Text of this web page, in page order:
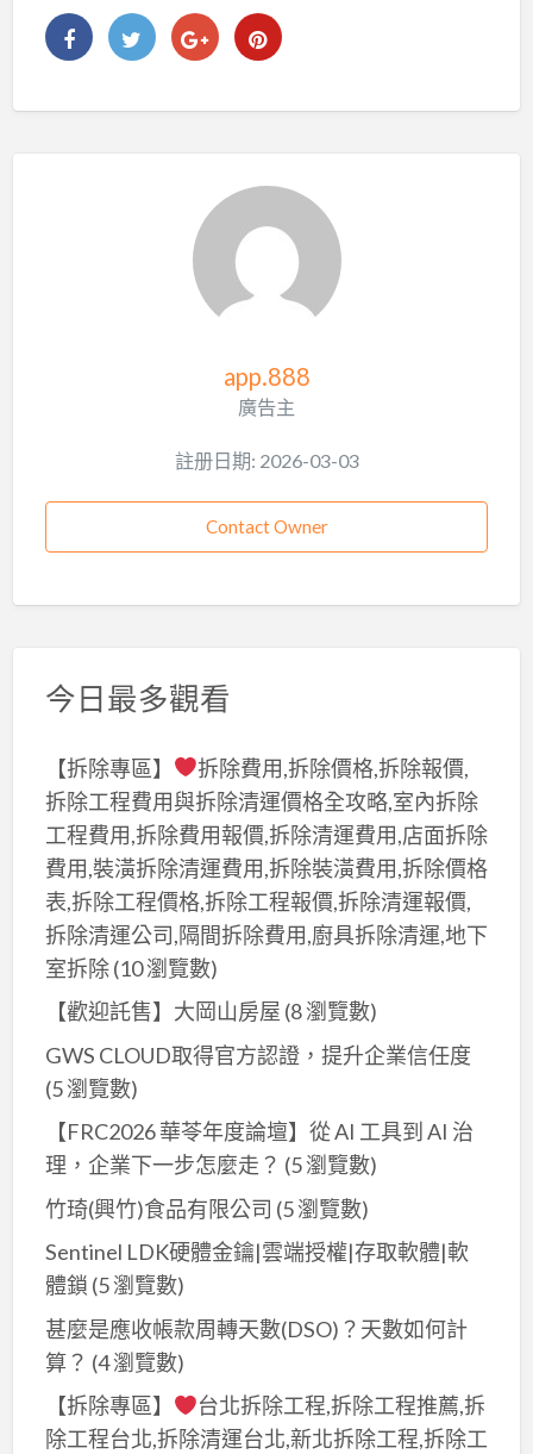
app.888
廣告主
註册日期: 2026-03-03
Contact Owner
今日最多觀看
【拆除專區】
拆除費用,拆除價格,拆除報價,
拆除工程費用與拆除清運價格全攻略,室內拆除
工程費用,拆除費用報價,拆除清運費用,店面拆除
費用,裝潢拆除清運費用,拆除裝潢費用,拆除價格
表,拆除工程價格,拆除工程報價,拆除清運報價,
拆除清運公司,隔間拆除費用,廚具拆除清運,地下
室拆除(10 瀏覽數)
【歡迎託售】大岡山房屋 (8 瀏覽數)
GWS CLOUD取得官方認證，提升企業信任度
(5 瀏覽數)
【FRC2026 華苓年度論壇】從 AI 工具到 AI 治
理，企業下一步怎麼走？ (5 瀏覽數)
竹琦(興竹)食品有限公司 (5 瀏覽數)
Sentinel LDK硬體金鑰|雲端授權|存取軟體|軟
體鎖 (5 瀏覽數)
甚麼是應收帳款周轉天數(DSO)？天數如何計
算？​ (4 瀏覽數)
【拆除專區】
台北拆除工程,拆除工程推薦,拆
除工程台北,拆除清運台北,新北拆除工程,拆除工